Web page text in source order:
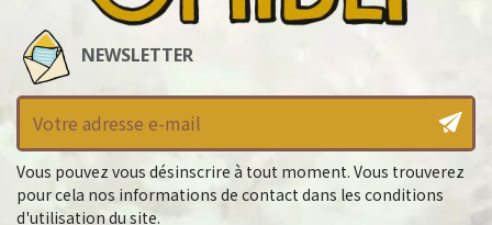
NEWSLETTER
Vous pouvez vous désinscrire à tout moment. Vous trouverez
pour cela nos informations de contact dans les conditions
d'utilisation du site.